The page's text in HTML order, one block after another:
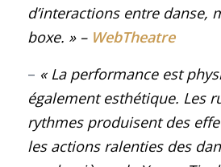
d’interactions entre danse,
boxe. » – WebTheatre
– « La performance est
également esthétique. Les
rythmes produisent des
les actions ralenties des